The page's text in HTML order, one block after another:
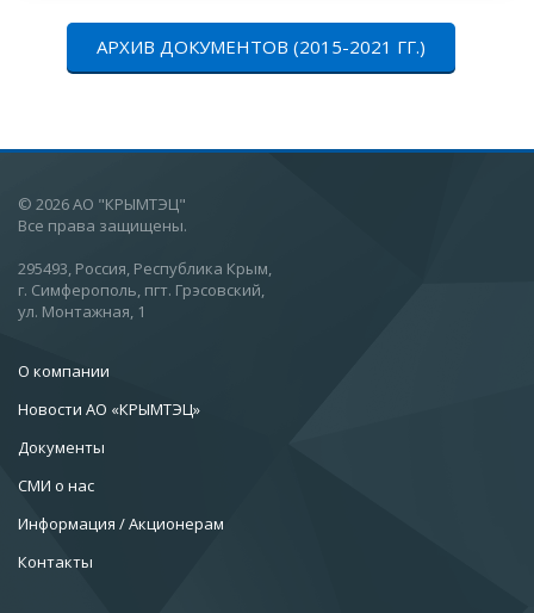
АРХИВ ДОКУМЕНТОВ (2015-2021 ГГ.)
© 2026 АО "КРЫМТЭЦ"
Все права защищены.
295493, Россия, Республика Крым,
г. Симферополь, пгт. Грэсовский,
ул. Монтажная, 1
О компании
Новости АО «КРЫМТЭЦ»
Документы
СМИ о нас
Информация / Акционерам
Контакты